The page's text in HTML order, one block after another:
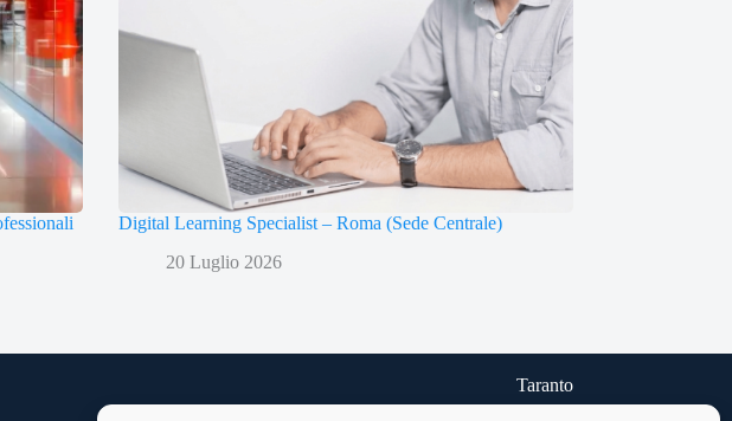
Digital Learning Specialist – Roma (Sede Centrale)
20 Luglio 2026
Taranto